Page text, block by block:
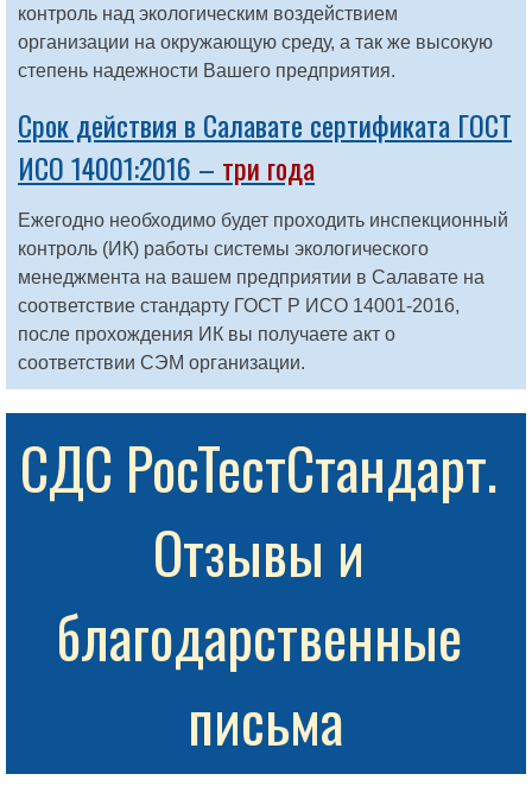
контроль над экологическим воздействием
организации на окружающую среду, а так же высокую
степень надежности Вашего предприятия.
Срок действия в Салавате сертификата ГОСТ
ИСО 14001:2016 – три года
Ежегодно необходимо будет проходить инспекционный
контроль (ИК) работы системы экологического
менеджмента на вашем предприятии в Салавате на
соответствие стандарту ГОСТ Р ИСО 14001-2016,
после прохождения ИК вы получаете акт о
соответствии СЭМ организации.
СДС РосТестСтандарт.
Отзывы и
благодарственные
письма